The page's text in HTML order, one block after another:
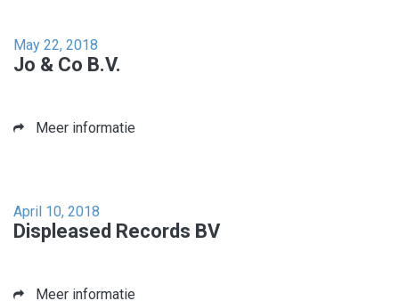
May 22, 2018
Jo & Co B.V.
Meer informatie
April 10, 2018
Displeased Records BV
Meer informatie